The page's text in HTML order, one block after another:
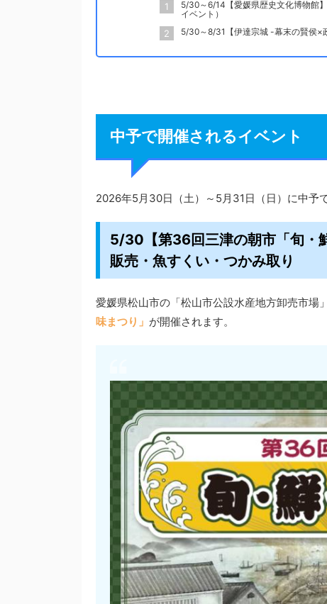
5/30～6/14【愛媛県歴史文化博物館
イベント）
5/30～8/31【伊達宗城 -幕末の賢侯×
中予で開催されるイベント
2026年5月30日（土）～5月31日（日）に中予
5/30【第36回三津の朝市「旬・
販売・魚すくい・つかみ取り
愛媛県松山市の「松山市公設水産地方卸売市場
味まつり」 が開催されます。